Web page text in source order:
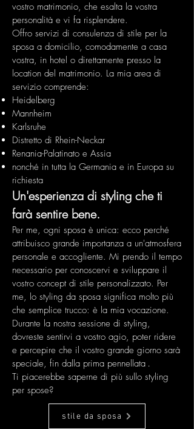
vostro matrimonio, che esalta la vostra
personalità e vi fa risplendere.
Offro servizi di consulenza di stile per la
sposa a domicilio, comodamente a casa
vostra, in hotel o direttamente presso la
location del matrimonio. La mia area di
servizio comprende:
Heidelberg
Mannheim
Karlsruhe
Distretto di Rhein-Neckar
Renania-Palatinato e Assia
nonché in tutta la Germania e in Europa su
richiesta
Un'esperienza di styling che ti
farà sentire bene.
Per me, ogni sposa è unica: ecco perché
attribuisco grande importanza a un'atmosfera
personale e accogliente. Mi prendo il tempo
necessario per conoscervi e sviluppare il
vostro concept di stile personalizzato. Per
me, lo styling da sposa significa molto più
che semplice trucco: è la mia vocazione.
Durante la nostra sessione di styling,
dovreste sentirvi a vostro agio, poter ridere
e percepire che il vostro grande giorno sarà
speciale, fin dalla prima pennellata .
Ti piacerebbe saperne di più sullo styling
per spose?
stile da sposa